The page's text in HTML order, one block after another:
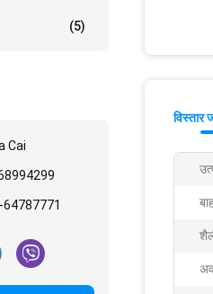
(5)
Cai
विस्तार